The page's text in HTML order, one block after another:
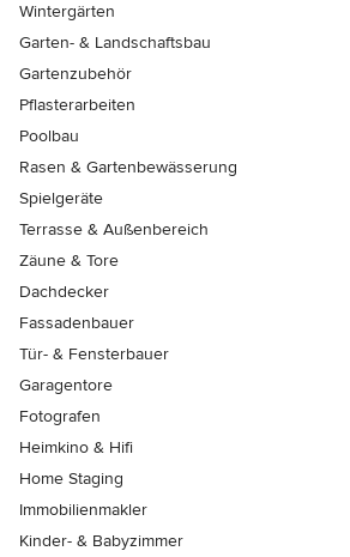
Wintergärten
Garten- & Landschaftsbau
Gartenzubehör
Pflasterarbeiten
Poolbau
Rasen & Gartenbewässerung
Spielgeräte
Terrasse & Außenbereich
Zäune & Tore
Dachdecker
Fassadenbauer
Tür- & Fensterbauer
Garagentore
Fotografen
Heimkino & Hifi
Home Staging
Immobilienmakler
Kinder- & Babyzimmer